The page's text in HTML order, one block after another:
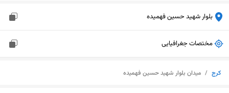
بلوار شهید حسین فهمیده
مختصات جغرافیایی
کرج / میدان بلوار شهید حسین فهمیده